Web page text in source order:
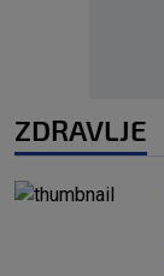
ZDRAVLJE